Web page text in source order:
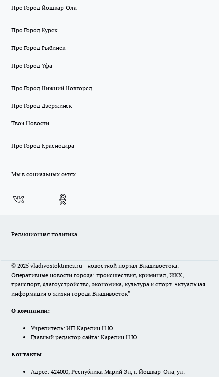
Про Город Йошкар-Ола
Про Город Курск
Про Город Рыбинск
Про Город Уфа
Про Город Нижний Новгород
Про Город Дзержинск
Твои Новости
Про Город Краснодара
Мы в социальных сетях
Редакционная политика
© 2025 vladivostoktimes.ru - новостной портал Владивостока.
Оперативные новости города: происшествия, криминал, ЖКХ,
транспорт, благоустройство, экономика, культура и спорт. Актуальная
информация о жизни города Владивосток"
О компании:
Учредитель: ИП Карелин Н.Ю
Главный редактор сайта: Карелин Н.Ю.
Контакты
Адрес: 424000, Республика Марий Эл, г. Йошкар-Ола, ул.